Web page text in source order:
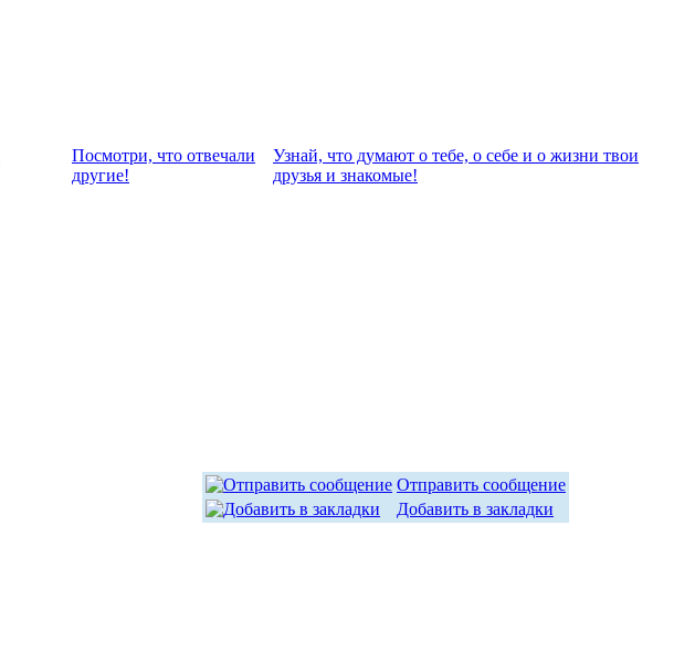
Посмотри, что отвeчали
другие!
Узнай, что думают о тебе, о себе и о жизни твои
друзья и знакомые!
Отправить сообщение
Добавить в закладки